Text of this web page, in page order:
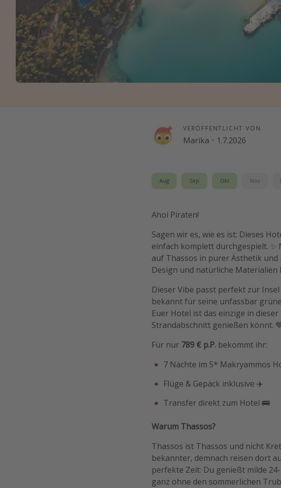
VERÖFFENTLICHT VON
Marika · 1.7.2026
Aug Sep Okt Nov
Ahoi Piraten!
Sagen wir es, wie es ist: Dieses
einfach komplett durchgespielt.
auf Thassos in purer Ästhetik
Design und natürliche Materialien
Dieser Vibe passt perfekt zur Insel
bekannt für seine unfassbar
Euer Hotel ist das einzige in
Strandabschnitt genießen könnt.
Für nur 789 € p.P. bekommt ihr:
7 Nächte im 5* Makryammos
Flüge & Gepäck inklusive ✈️
Transfer direkt zum Hotel 🚌
Warum Thassos?
Thassos ist Thassos und nicht
bekannter, demnach reisen dort
perfekte Zeit: Du genießt milde
ganz ohne den sommerlichen